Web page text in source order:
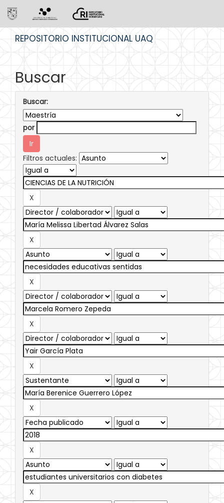
REPOSITORIO INSTITUCIONAL UAQ
Buscar
Buscar:
por
Filtros actuales: